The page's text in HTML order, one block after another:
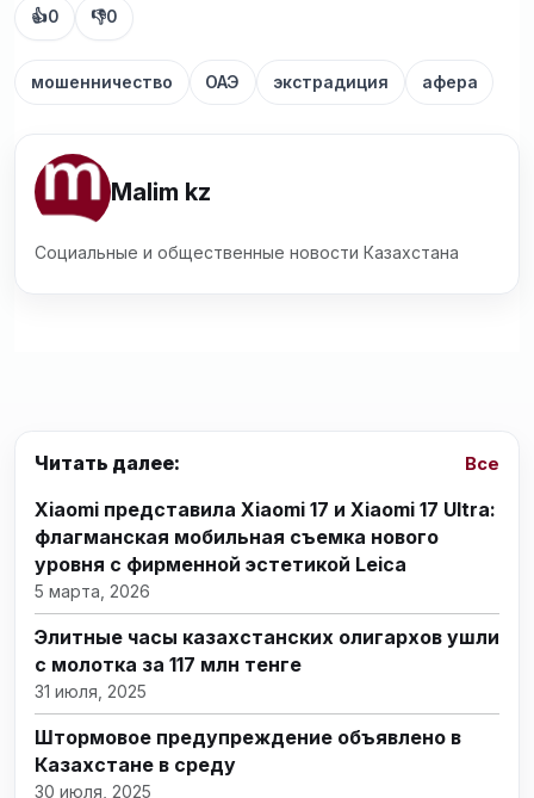
👍0 👎0
мошенничество ОАЭ экстрадиция афера
Malim kz
Социальные и общественные новости Казахстана
Читать далее: Все
Xiaomi представила Xiaomi 17 и Xiaomi 17 Ultra:
флагманская мобильная съемка нового
уровня с фирменной эстетикой Leica
5 марта, 2026
Элитные часы казахстанских олигархов ушли
с молотка за 117 млн тенге
31 июля, 2025
Штормовое предупреждение объявлено в
Казахстане в среду
30 июля, 2025